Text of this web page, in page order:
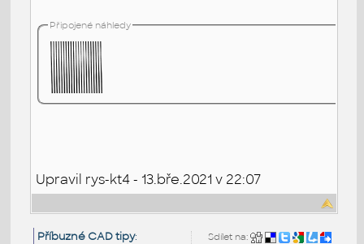
Připojené náhledy
Upravil rys-kt4 - 13.bře.2021 v 22:07
Sdílet na:
Příbuzné CAD tipy: